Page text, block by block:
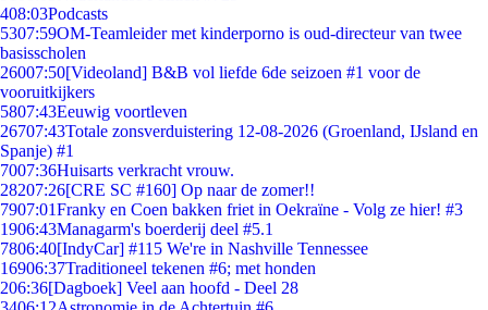
408:03Podcasts
5307:59OM-Teamleider met kinderporno is oud-directeur van twee
basisscholen
26007:50[Videoland] B&B vol liefde 6de seizoen #1 voor de
vooruitkijkers
5807:43Eeuwig voortleven
26707:43Totale zonsverduistering 12-08-2026 (Groenland, IJsland en
Spanje) #1
7007:36Huisarts verkracht vrouw.
28207:26[CRE SC #160] Op naar de zomer!!
7907:01Franky en Coen bakken friet in Oekraïne - Volg ze hier! #3
1906:43Managarm's boerderij deel #5.1
7806:40[IndyCar] #115 We're in Nashville Tennessee
16906:37Traditioneel tekenen #6; met honden
206:36[Dagboek] Veel aan hoofd - Deel 28